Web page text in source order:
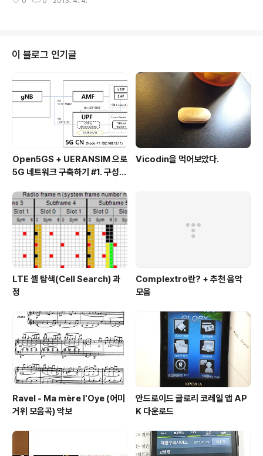
x)6. Hold On (Satin Jackets Remix) =========
akbot'이네, 했었던 기억이 있는데 그와 비슷한 느낌을 1
번 트랙인 We Need Lovers에서도 역시 느낄 수 있었
다-이번에는 Justice의 묵직한 사운드가 결합되어...
이 블로그 인기글
Open5GS + UERANSIM 으로
5G 네트워크 구축하기 #1. 구성
Vicodin을 먹어보았다.
LTE 셀 탐색(Cell Search) 과
정
Complextro란? + 추천 음악
모음
Ravel - Ma mère l'Oye (어미
거위 모음곡) 악보
안드로이드 글로리 코레일 앱 AP
K 다운로드